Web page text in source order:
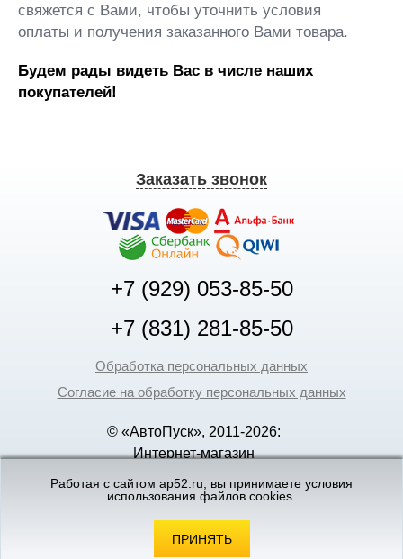
свяжется с Вами, чтобы уточнить условия
оплаты и получения заказанного Вами товара.
Будем рады видеть Вас в числе наших
покупателей!
Заказать звонок
+7 (929) 053-85-50
+7 (831) 281-85-50
Обработка персональных данных
Согласие на обработку персональных данных
© «АвтоПуск», 2011-2026:
Интернет-магазин
Новгороде
интернет-магазинов
Работая с сайтом ap52.ru, вы принимаете условия
использования файлов cookies.
ПРИНЯТЬ